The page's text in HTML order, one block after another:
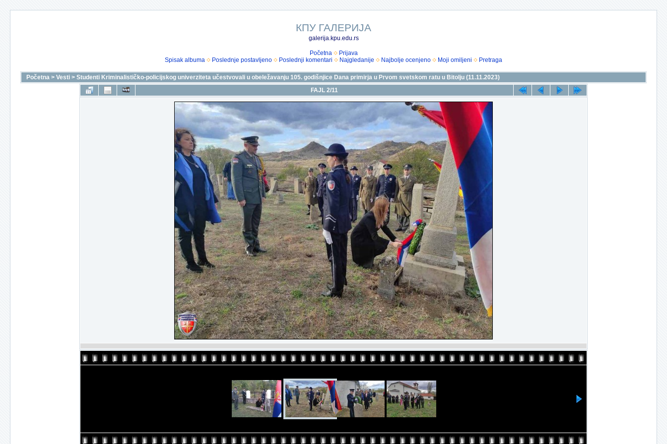
КПУ ГАЛЕРИЈА
galerija.kpu.edu.rs
Početna
Prijava
Spisak albuma
Poslednje postavljeno Poslednji komentari Najgledanije Najbolje ocenjeno Moji omiljeni Pretraga
Početna > Vesti > Studenti Kriminalističko-policijskog univerziteta učestvovali u obeležavanju 105. godišnjice Dana primirja u Prvom svetskom ratu u Bitolju (11.11.2023)
FAJL 2/11